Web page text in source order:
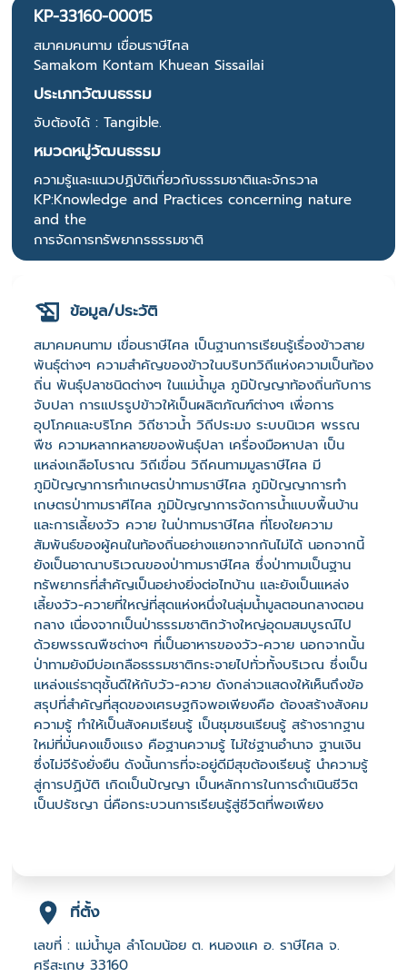
KP-33160-00015
สมาคมคนทาม เขื่อนราษีไศล
Samakom Kontam Khuean Sissailai
ประเภทวัฒนธรรม
จับต้องได้ : Tangible.
หมวดหมู่วัฒนธรรม
ความรู้และแนวปฏิบัติเกี่ยวกับธรรมชาติและจักรวาล
KP:Knowledge and Practices concerning nature
and the
การจัดการทรัพยากรธรรมชาติ
ข้อมูล/ประวัติ
สมาคมคนทาม เขื่อนราษีไศล เป็นฐานการเรียนรู้เรื่องข้าวสาย
พันธุ์ต่างๆ ความสำคัญของข้าวในบริบทวิถีแห่งความเป็นท้อง
ถิ่น พันธุ์ปลาชนิดต่างๆ ในแม่น้ำมูล ภูมิปัญญาท้องถิ่นกับการ
จับปลา การแปรรูปข้าวให้เป็นผลิตภัณฑ์ต่างๆ เพื่อการ
อุปโภคและบริโภค วิถีชาวน้ำ วิถีประมง ระบบนิเวศ พรรณ
พืช ความหลากหลายของพันธุ์ปลา เครื่องมือหาปลา เป็น
แหล่งเกลือโบราณ วิถีเขื่อน วิถีคนทามมูลราษีไศล มี
ภูมิปัญญาการทำเกษตรป่าทามราษีไศล ภูมิปัญญาการทำ
เกษตรป่าทามราศีไศล ภูมิปัญญาการจัดการน้ำแบบพื้นบ้าน
และการเลี้ยงวัว ควาย ในป่าทามราษีไศล ที่โยงใยความ
สัมพันธ์ของผู้คนในท้องถิ่นอย่างแยกจากกันไม่ได้ นอกจากนี้
ยังเป็นอาณาบริเวณของป่าทามราษีไศล ซึ่งป่าทามเป็นฐาน
ทรัพยากรที่สำคัญเป็นอย่างยิ่งต่อไทบ้าน และยังเป็นแหล่ง
เลี้ยงวัว-ควายที่ใหญ่ที่สุดแห่งหนึ่งในลุ่มน้ำมูลตอนกลางตอน
กลาง เนื่องจากเป็นป่าธรรมชาติกว้างใหญ่อุดมสมบูรณ์ไป
ด้วยพรรณพืชต่างๆ ที่เป็นอาหารของวัว-ควาย นอกจากนั้น
ป่าทามยังมีบ่อเกลือธรรมชาติกระจายไปทั่วทั้งบริเวณ ซึ่งเป็น
แหล่งแร่ธาตุชั้นดีให้กับวัว-ควาย ดังกล่าวแสดงให้เห็นถึงข้อ
สรุปที่สำคัญที่สุดของเศรษฐกิจพอเพียงคือ ต้องสร้างสังคม
ความรู้ ทำให้เป็นสังคมเรียนรู้ เป็นชุมชนเรียนรู้ สร้างรากฐาน
ใหม่ที่มั่นคงแข็งแรง คือฐานความรู้ ไม่ใช่ฐานอำนาจ ฐานเงิน
ซึ่งไม่จีรังยั่งยืน ดังนั้นการที่จะอยู่ดีมีสุขต้องเรียนรู้ นำความรู้
สู่การปฏิบัติ เกิดเป็นปัญญา เป็นหลักการในการดำเนินชีวิต
เป็นปรัชญา นี่คือกระบวนการเรียนรู้สู่ชีวิตที่พอเพียง
ที่ตั้ง
เลขที่ : แม่น้ำมูล ลำโดมน้อย ต. หนองแค อ. ราษีไศล จ.
ศรีสะเกษ 33160